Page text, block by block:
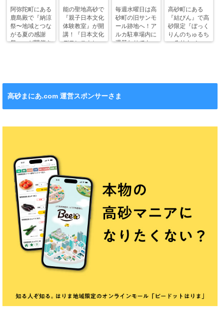
阿弥陀町にある
鹿島殿で『納涼
祭〜地域とつな
がる夏の感謝
祭〜』が開催さ
能の聖地高砂で
『親子日本文化
体験教室』が開
講！『日本文化
デモンストレー
毎週水曜日は高
砂町の旧サンモ
ール跡地へ！ア
ルカ駐車場内に
週替わりでキッ
高砂町にある
『結びん』で高
砂限定『ぼっく
りんのちゅるち
ゅるりん♪シー
高砂まにあ.com 運営スポンサーさま